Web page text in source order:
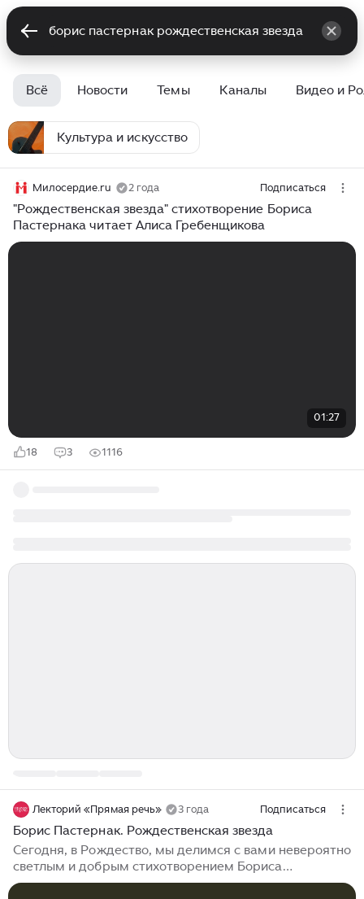
Всё Новости Темы Каналы Видео и
Культура и искусство
Милосердие.ru 2 года Подписаться
"Рождественская звезда" стихотворение Бориса
Пастернака читает Алиса Гребенщикова
01:27
18 3 1116
Лекторий «Прямая речь» 3 года Подписаться
Борис Пастернак. Рождественская звезда
Сегодня, в Рождество, мы делимся с вами невероятно
светлым и добрым стихотворением Бориса
Пастернака «Рождественская звезда». Наш